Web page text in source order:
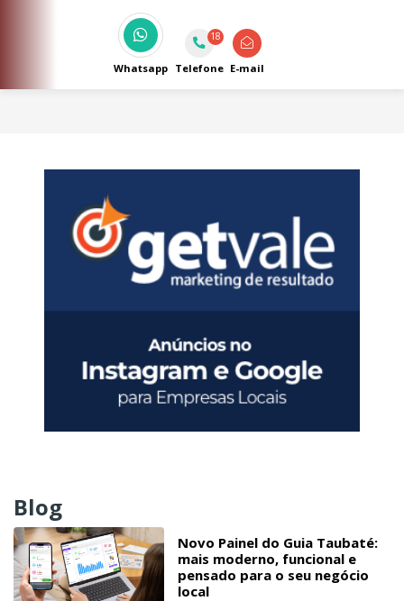
Whatsapp
18
Telefone E-mail
Blog
Novo Painel do Guia Taubaté:
mais moderno, funcional e
pensado para o seu negócio
local